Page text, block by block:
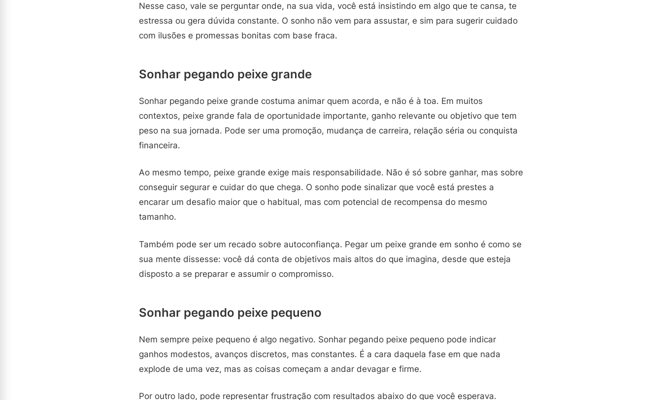
Nesse caso, vale se perguntar onde, na sua vida, você está insistindo em algo que te cansa, te
estressa ou gera dúvida constante. O sonho não vem para assustar, e sim para sugerir cuidado
com ilusões e promessas bonitas com base fraca.
Sonhar pegando peixe grande
Sonhar pegando peixe grande costuma animar quem acorda, e não é à toa. Em muitos
contextos, peixe grande fala de oportunidade importante, ganho relevante ou objetivo que tem
peso na sua jornada. Pode ser uma promoção, mudança de carreira, relação séria ou conquista
financeira.
Ao mesmo tempo, peixe grande exige mais responsabilidade. Não é só sobre ganhar, mas sobre
conseguir segurar e cuidar do que chega. O sonho pode sinalizar que você está prestes a
encarar um desafio maior que o habitual, mas com potencial de recompensa do mesmo
tamanho.
Também pode ser um recado sobre autoconfiança. Pegar um peixe grande em sonho é como se
sua mente dissesse: você dá conta de objetivos mais altos do que imagina, desde que esteja
disposto a se preparar e assumir o compromisso.
Sonhar pegando peixe pequeno
Nem sempre peixe pequeno é algo negativo. Sonhar pegando peixe pequeno pode indicar
ganhos modestos, avanços discretos, mas constantes. É a cara daquela fase em que nada
explode de uma vez, mas as coisas começam a andar devagar e firme.
Por outro lado, pode representar frustração com resultados abaixo do que você esperava.